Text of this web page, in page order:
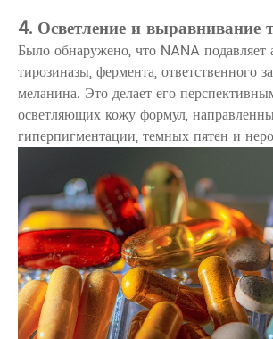
4. Осветление и выравнивание
Было обнаружено, что NANA подавляет
тирозиназы, фермента, ответственного
меланина. Это делает его
осветляющих кожу формул,
гиперпигментации, темных пятен и